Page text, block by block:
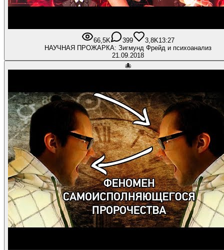
66,5K 399 3,8K13:27
НАУЧНАЯ ПРОЖАРКА: Зигмунд Фрейд и психоанализ
21.09.2018
🐙